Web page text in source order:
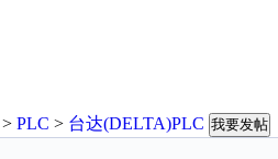
> PLC > 台达(DELTA)PLC 我要发帖